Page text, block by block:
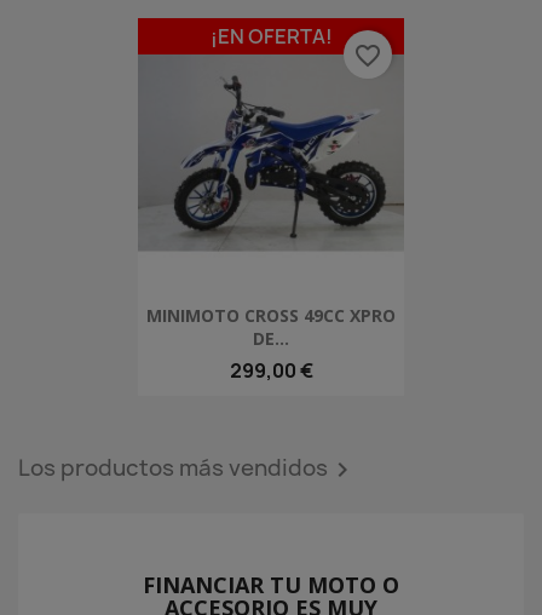
MINIMOTO CROSS 49CC XPRO
DE...
299,00 €
¡EN OFERTA!
favorite_border
Los productos más vendidos 
FINANCIAR TU MOTO O
ACCESORIO ES MUY